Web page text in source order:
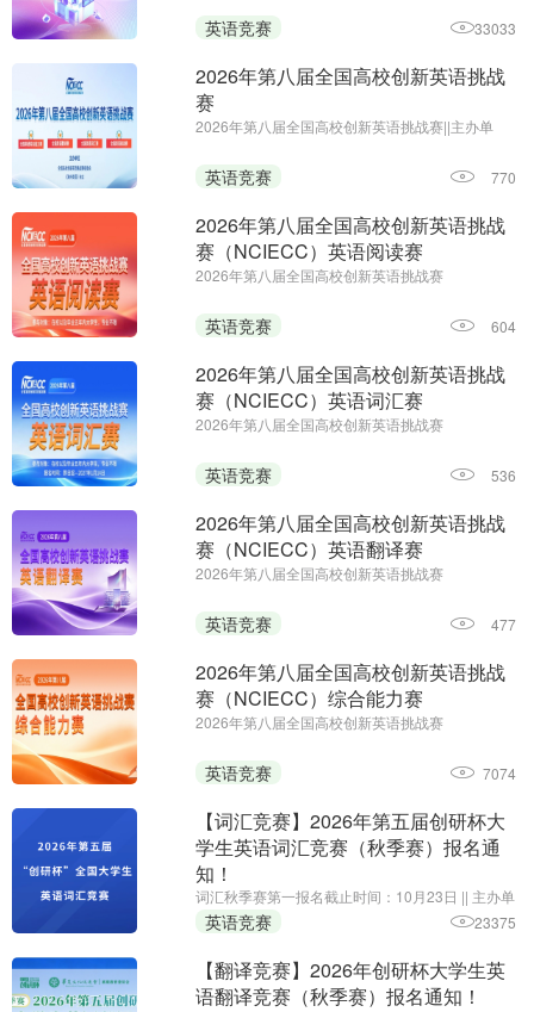
英语竞赛 33033
2026年第八届全国高校创新英语挑战
赛
2026年第八届全国高校创新英语挑战赛||主办单
杂志||报名时间：即日起—2026年12月25日
英语竞赛 770
2026年第八届全国高校创新英语挑战
赛（NCIECC）英语阅读赛
2026年第八届全国高校创新英语挑战赛
新英语挑战赛组委会、《海外英语》杂志；报名时
间：即日起—2026年12月25日
英语竞赛 604
2026年第八届全国高校创新英语挑战
赛（NCIECC）英语词汇赛
2026年第八届全国高校创新英语挑战赛
新英语挑战赛组委会、《海外英语》杂志；报名及
初赛时间：即日起至2027年1月14日
英语竞赛 536
2026年第八届全国高校创新英语挑战
赛（NCIECC）英语翻译赛
2026年第八届全国高校创新英语挑战赛
至11月26日||第二场报名时间：即日起至2027年1月
7日||主办单位：全国高校创新英语挑战赛组委会、
英语竞赛 477
2026年第八届全国高校创新英语挑战
赛（NCIECC）综合能力赛
2026年第八届全国高校创新英语挑战赛
月13日;主办单位:全国高校创新英语挑战赛组委会、
《海外英语》杂志
英语竞赛 7074
【词汇竞赛】2026年第五届创研杯大
学生英语词汇竞赛（秋季赛）报名通
知！
词汇秋季赛第一报名截止时间：10月23日 || 主办单
位：华夏文化促进会素质教育委员会，承办单位：
黑龙江省创新教育研究院、我爱竞赛网，组织单
位：创研杯大学生英语竞赛组委会
英语竞赛 23375
【翻译竞赛】2026年创研杯大学生英
语翻译竞赛（秋季赛）报名通知！